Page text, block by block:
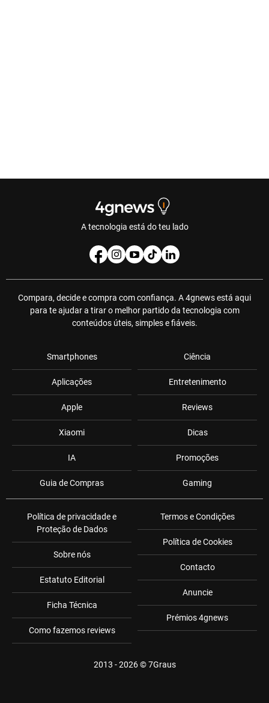
A tecnologia está do teu lado
Compara, decide e compra com confiança. A 4gnews está aqui
para te ajudar a tirar o melhor partido da tecnologia com
conteúdos úteis, simples e fiáveis.
Smartphones
Aplicações
Apple
Xiaomi
IA
Guia de Compras
Ciência
Entretenimento
Reviews
Dicas
Promoções
Gaming
Política de privacidade e
Proteção de Dados
Sobre nós
Estatuto Editorial
Ficha Técnica
Como fazemos reviews
Termos e Condições
Política de Cookies
Contacto
Anuncie
Prémios 4gnews
2013 - 2026 ©7Graus